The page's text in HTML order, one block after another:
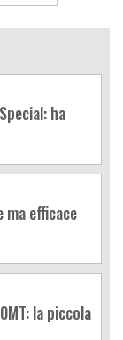
ha
efficace
la piccola